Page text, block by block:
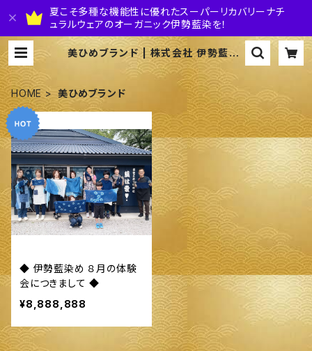
夏こそ多種な機能性に優れたスーパーリカバリーナチ
ュラルウェアのオーガニック伊勢藍染を！
美ひめブランド | 株式会社 伊勢藍JA
PAN
HOME 美ひめブランド
◆ 伊勢藍染め ８月の体験
会につきまして ◆
¥8,888,888